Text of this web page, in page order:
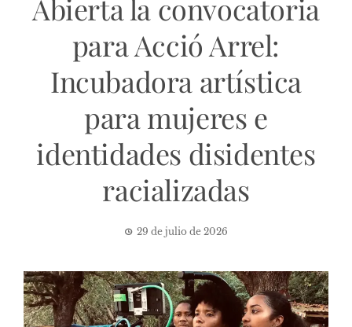
Abierta la convocatoria
para Acció Arrel:
Incubadora artística
para mujeres e
identidades disidentes
racializadas
29 de julio de 2026